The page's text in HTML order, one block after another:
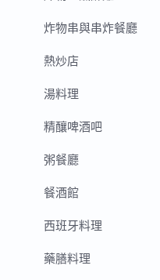
炸物串與串炸餐廳
熱炒店
湯料理
精釀啤酒吧
粥餐廳
餐酒館
西班牙料理
藥膳料理